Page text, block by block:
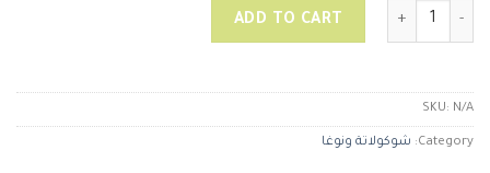
نوغا ورد quantity
ADD TO CART
SKU: N/A
Category: شوكولاتة ونوغا